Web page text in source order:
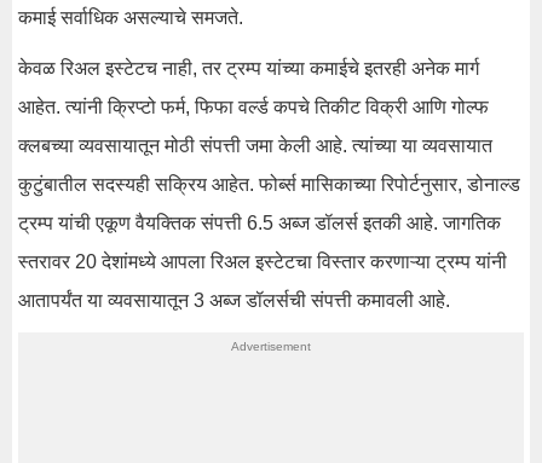
कमाई सर्वाधिक असल्याचे समजते.
केवळ रिअल इस्टेटच नाही, तर ट्रम्प यांच्या कमाईचे इतरही अनेक मार्ग
आहेत. त्यांनी क्रिप्टो फर्म, फिफा वर्ल्ड कपचे तिकीट विक्री आणि गोल्फ
क्लबच्या व्यवसायातून मोठी संपत्ती जमा केली आहे. त्यांच्या या व्यवसायात
कुटुंबातील सदस्यही सक्रिय आहेत. फोर्ब्स मासिकाच्या रिपोर्टनुसार, डोनाल्ड
ट्रम्प यांची एकूण वैयक्तिक संपत्ती 6.5 अब्ज डॉलर्स इतकी आहे. जागतिक
स्तरावर 20 देशांमध्ये आपला रिअल इस्टेटचा विस्तार करणाऱ्या ट्रम्प यांनी
आतापर्यंत या व्यवसायातून 3 अब्ज डॉलर्सची संपत्ती कमावली आहे.